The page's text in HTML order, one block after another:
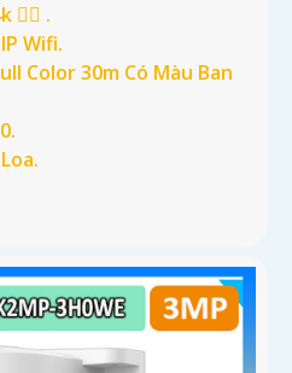
.
IP Wifi.
Color 30m Có Màu Ban